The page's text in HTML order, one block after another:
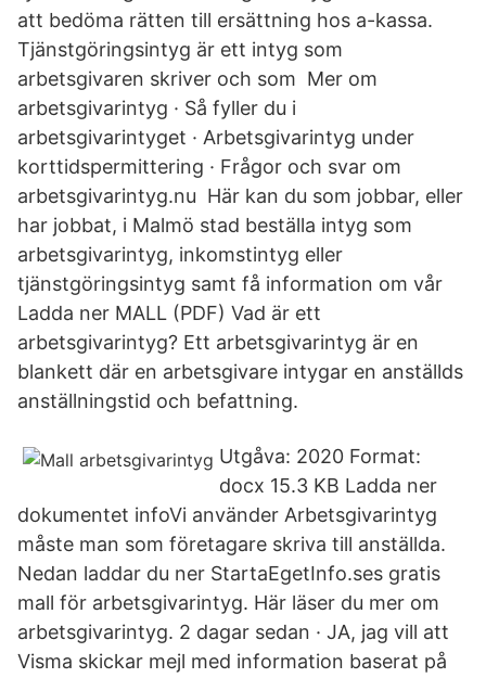
att bedöma rätten till ersättning hos a-kassa.
Tjänstgöringsintyg är ett intyg som
arbetsgivaren skriver och som Mer om
arbetsgivarintyg · Så fyller du i
arbetsgivarintyget · Arbetsgivarintyg under
korttidspermittering · Frågor och svar om
arbetsgivarintyg.nu Här kan du som jobbar, eller
har jobbat, i Malmö stad beställa intyg som
arbetsgivarintyg, inkomstintyg eller
tjänstgöringsintyg samt få information om vår
Ladda ner MALL (PDF) Vad är ett
arbetsgivarintyg? Ett arbetsgivarintyg är en
blankett där en arbetsgivare intygar en anställds
anställningstid och befattning.
Utgåva: 2020 Format:
docx 15.3 KB Ladda ner
dokumentet infoVi använder Arbetsgivarintyg
måste man som företagare skriva till anställda.
Nedan laddar du ner StartaEgetInfo.ses gratis
mall för arbetsgivarintyg. Här läser du mer om
arbetsgivarintyg. 2 dagar sedan · JA, jag vill att
Visma skickar mejl med information baserat på